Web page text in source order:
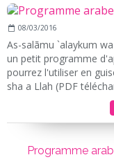
08/03/2016
As-salãmu `alaykum
un petit programme
pourrez l'utiliser en
sha a Llah (PDF
Programme